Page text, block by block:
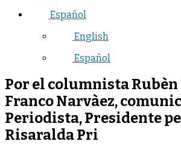
Español
English
Español
Por el columnista
Franco Narvàez,
Periodista, Presidente
Risaralda Pri